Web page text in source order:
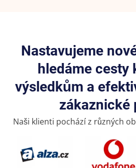
Nastavujeme
hledáme cesty
výsledkům a
zákaznické
Naši klienti pochází z různých